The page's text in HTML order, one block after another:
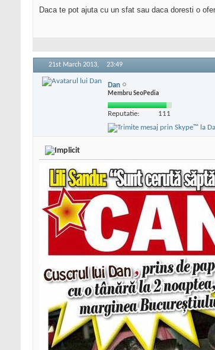
Daca te pot ajuta cu un sfat sau daca doresti o
21st March 2013, 23:49
Dan
Membru SeoPedia
Reputatie: 111